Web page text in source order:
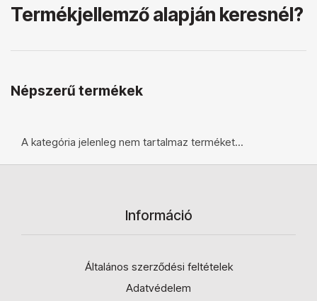
Termékjellemző alapján keresnél?
Népszerű termékek
A kategória jelenleg nem tartalmaz terméket...
Információ
Általános szerződési feltételek
Adatvédelem